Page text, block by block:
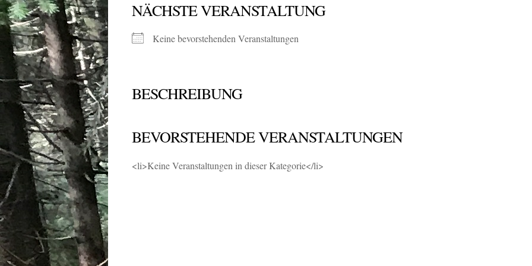
NÄCHSTE VERANSTALTUNG
Keine bevorstehenden Veranstaltungen
BESCHREIBUNG
BEVORSTEHENDE VERANSTALTUNGEN
<li>Keine Veranstaltungen in dieser Kategorie</li>